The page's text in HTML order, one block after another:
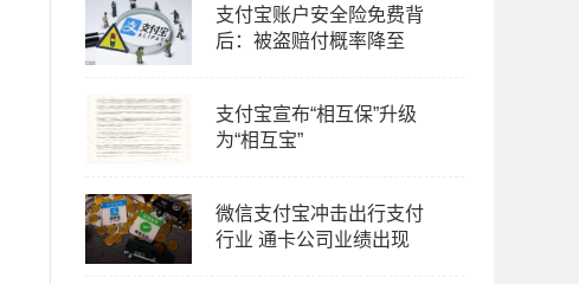
支付宝账户安全险免费背
后：被盗赔付概率降至
支付宝宣布“相互保”升级
为“相互宝”
微信支付宝冲击出行支付
行业 通卡公司业绩出现